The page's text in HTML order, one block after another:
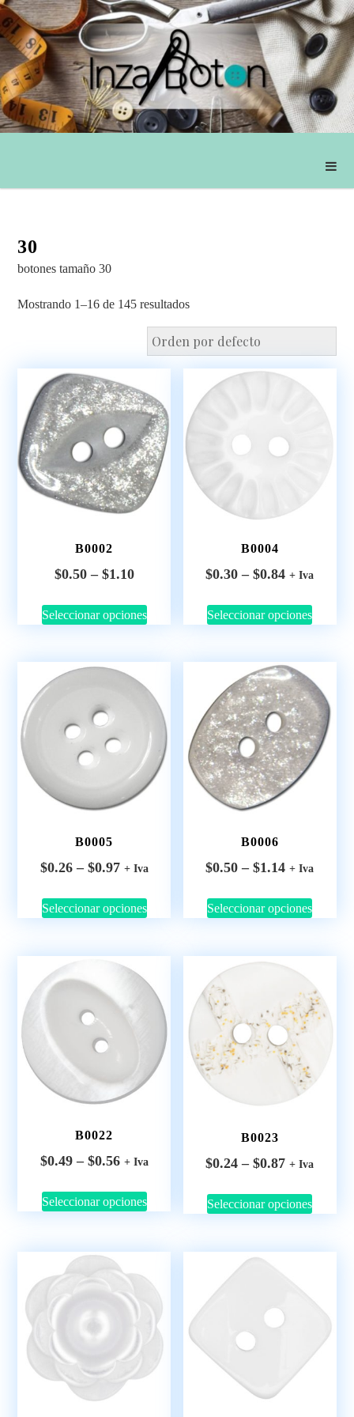
30
botones tamaño 30
Mostrando 1–16 de 145 resultados
B0002
$0.50 – $1.10
Seleccionar opciones
B0004
$0.30 – $0.84 + Iva
Seleccionar opciones
B0005
$0.26 – $0.97 + Iva
Seleccionar opciones
B0006
$0.50 – $1.14 + Iva
Seleccionar opciones
B0022
$0.49 – $0.56 + Iva
Seleccionar opciones
B0023
$0.24 – $0.87 + Iva
Seleccionar opciones